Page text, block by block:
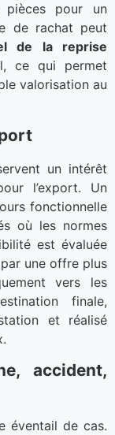
pièces pour un
de rachat peut
de la reprise
ce qui permet
valorisation au
un intérêt
l’export. Un
fonctionnelle
où les normes
est évaluée
une offre plus
vers les
finale,
et réalisé
accident,
éventail de cas.